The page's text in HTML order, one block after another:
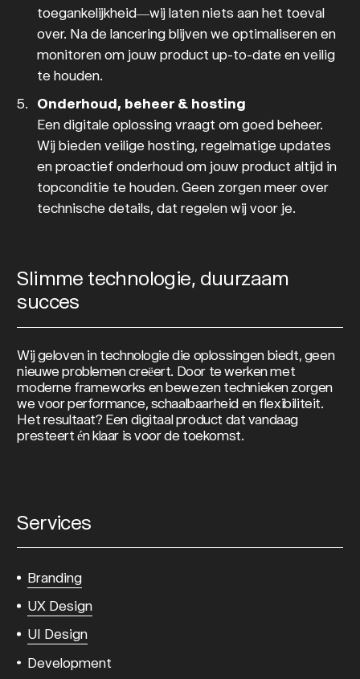
toegankelijkheid—wij laten niets aan het toeval
over. Na de lancering blijven we optimaliseren en
monitoren om jouw product up-to-date en veilig
te houden.
Onderhoud, beheer & hosting
Een digitale oplossing vraagt om goed beheer.
Wij bieden veilige hosting, regelmatige updates
en proactief onderhoud om jouw product altijd in
topconditie te houden. Geen zorgen meer over
technische details, dat regelen wij voor je.
Slimme technologie, duurzaam
succes
Wij geloven in technologie die oplossingen biedt, geen
nieuwe problemen creëert. Door te werken met
moderne frameworks en bewezen technieken zorgen
we voor performance, schaalbaarheid en flexibiliteit.
Het resultaat? Een digitaal product dat vandaag
presteert én klaar is voor de toekomst.
Services
Branding
UX Design
UI Design
Development